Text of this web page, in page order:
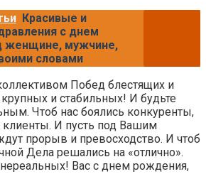
Красивые и
с днем
женщине, мужчине,
словами
Побед блестящих и
и стабильных! И будьте
Чтоб нас боялись конкуренты,
клиенты. И пусть под Вашим
прорыв и превосходство. И чтоб
Дела решались на «отлично».
Вас с днем рождения,